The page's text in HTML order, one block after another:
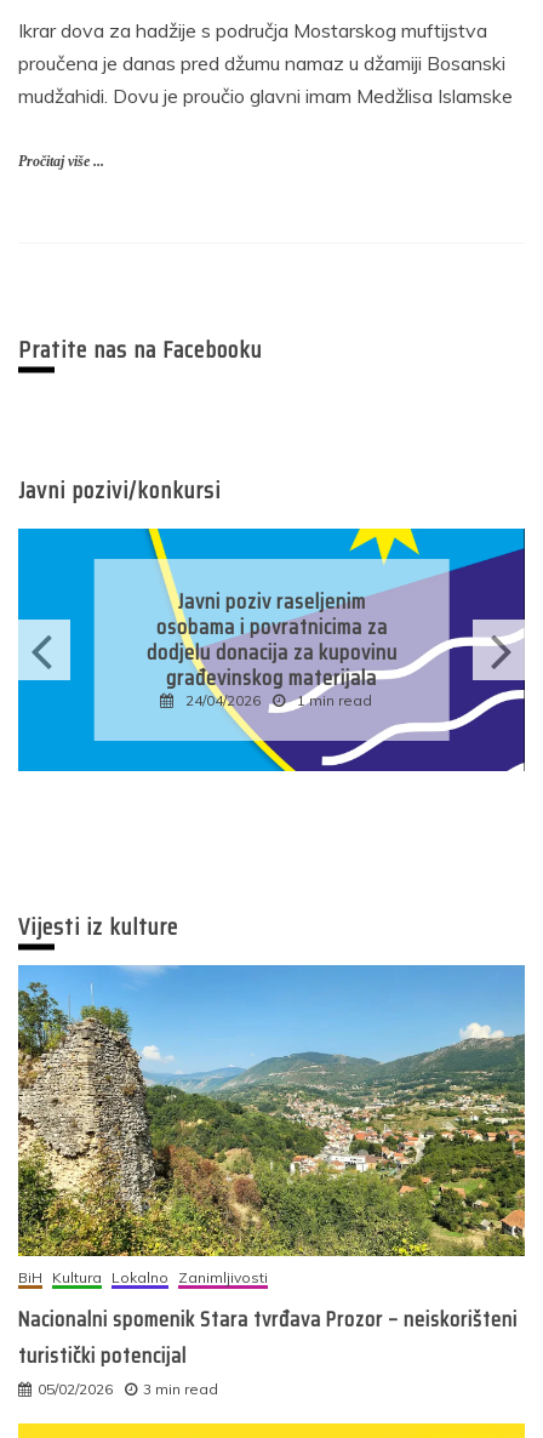
Ikrar dova za hadžije s područja Mostarskog muftijstva
proučena je danas pred džumu namaz u džamiji Bosanski
mudžahidi. Dovu je proučio glavni imam Medžlisa Islamske
Pročitaj više ...
Pratite nas na Facebooku
Javni pozivi/konkursi
Javni poziv raseljenim
osobama i povratnicima za
dodjelu donacija za kupovinu
građevinskog materijala
24/04/2026 1 min read
Vijesti iz kulture
BiH Kultura Lokalno Zanimljivosti
Nacionalni spomenik Stara tvrđava Prozor – neiskorišteni
turistički potencijal
05/02/2026 3 min read